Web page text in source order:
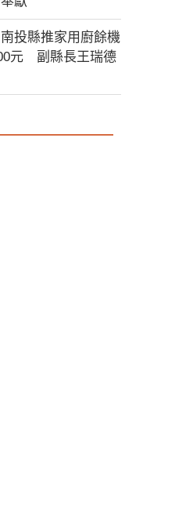
投縣推家用廚餘機
元 副縣長王瑞德